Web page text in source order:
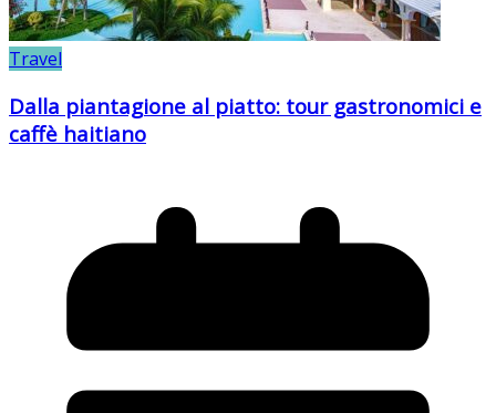
Travel
Dalla piantagione al piatto: tour gastronomici e
caffè haitiano